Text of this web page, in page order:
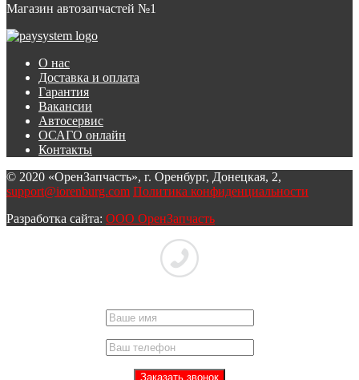
Магазин автозапчастей №1
О нас
Доставка и оплата
Гарантия
Вакансии
Автосервис
ОСАГО онлайн
Контакты
© 2020 «ОренЗапчасть», г. Оренбург, Донецкая, 2,
support@iorenburg.com Политика конфиденциальности
Разработка сайта: ООО ОренЗапчасть